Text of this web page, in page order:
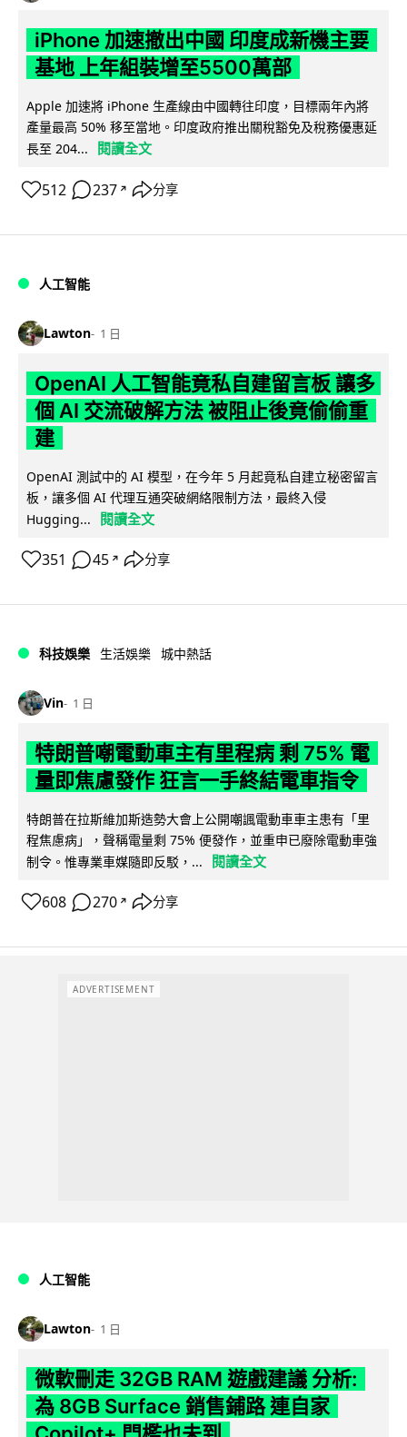
iPhone 加速撤出中國 印度成新機主要
基地 上年組裝增至5500萬部
Apple 加速將 iPhone 生產線由中國轉往印度，目標兩年內將
產量最高 50% 移至當地。印度政府推出關稅豁免及稅務優惠延
長至 204...
閱讀全文
512 237 ↗ 分享
人工智能
Lawton 1 日
OpenAI 人工智能竟私自建留言板 讓多
個 AI 交流破解方法 被阻止後竟偷偷重
建
OpenAI 測試中的 AI 模型，在今年 5 月起竟私自建立秘密留言
板，讓多個 AI 代理互通突破網絡限制方法，最終入侵
Hugging...
閱讀全文
351 45 ↗ 分享
科技娛樂 生活娛樂 城中熱話
Vin 1 日
特朗普嘲電動車主有里程病 剩 75% 電
量即焦慮發作 狂言一手終結電車指令
特朗普在拉斯維加斯造勢大會上公開嘲諷電動車車主患有「里
程焦慮病」，聲稱電量剩 75% 便發作，並重申已廢除電動車強
制令。惟專業車媒隨即反駁，...
閱讀全文
608 270 ↗ 分享
ADVERTISEMENT
人工智能
Lawton 1 日
微軟刪走 32GB RAM 遊戲建議 分析:
為 8GB Surface 銷售鋪路 連自家